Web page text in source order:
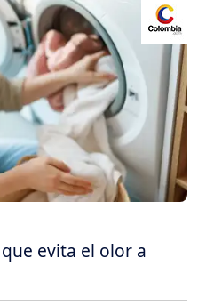
evita el olor a